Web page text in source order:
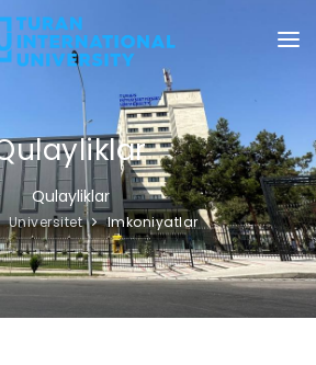
Qulayliklar
Universitet Imkoniyatlar